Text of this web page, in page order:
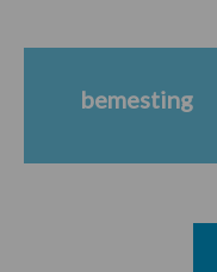
bemesting